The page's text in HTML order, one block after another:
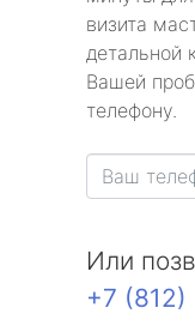
визита
детальной
Вашей
телефону.
Или
+7